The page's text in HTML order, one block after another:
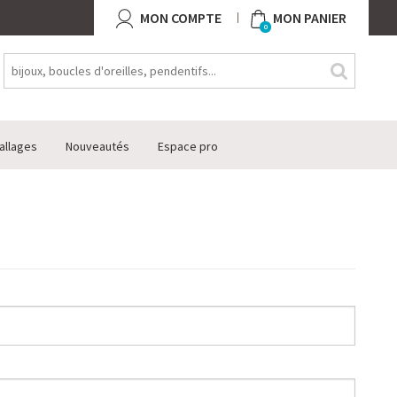
MON COMPTE 0 MON PANIER
Nouveautés Espace pro